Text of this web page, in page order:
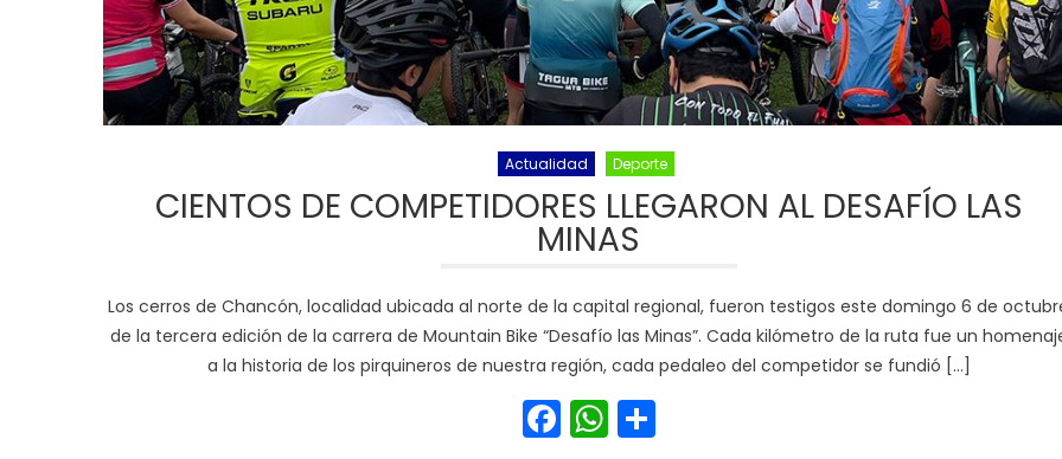
Actualidad Deporte
CIENTOS DE COMPETIDORES LLEGARON AL DESAFÍO LAS
MINAS
Los cerros de Chancón, localidad ubicada al norte de la capital regional, fueron testigos este domingo 6 de
de la tercera edición de la carrera de Mountain Bike “Desafío las Minas”. Cada kilómetro de la ruta fue un
a la historia de los pirquineros de nuestra región, cada pedaleo del competidor se fundió […]
Facebook
WhatsApp
Share